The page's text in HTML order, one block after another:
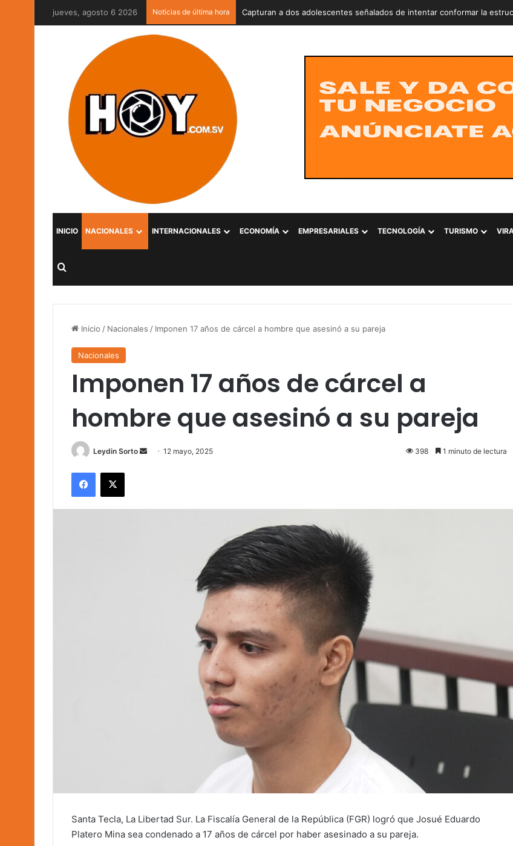
jueves, agosto 6 2026 Noticias de última hora Capturan a dos adolescentes señalados de intentar conformar la
INICIO NACIONALES INTERNACIONALES ECONOMÍA EMPRESARIALES TECNOLOGÍA TURISMO
Buscar por
Inicio / Nacionales / Imponen 17 años de cárcel a hombre que asesinó a su pareja
Nacionales
Imponen 17 años de cárcel a
hombre que asesinó a su pareja
Leydin Sorto
Send12 mayo, 2025 398 1 minuto de lectura
Facebook
X
Santa Tecla, La Libertad Sur. La Fiscalía General de la República (FGR) logró que Josué Eduardo
Platero Mina sea condenado a 17 años de cárcel por haber asesinado a su pareja.